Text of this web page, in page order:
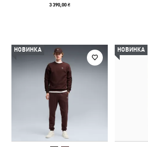
3 390,00 ₴
НОВИНКА НОВИНКА